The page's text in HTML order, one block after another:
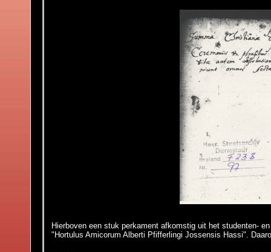
.
Hierboven een stuk perkament afkomstig uit het studenten-
"Hortulus Amicorum Alberti Pfifferlingi Jossensis Hassi".